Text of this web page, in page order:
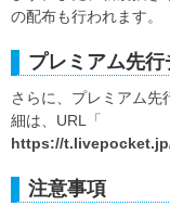
の配布も行われます。
プレミアム先
さらに、プレミアム
細は、URL「
https://t.livepocket.jp/
注意事項